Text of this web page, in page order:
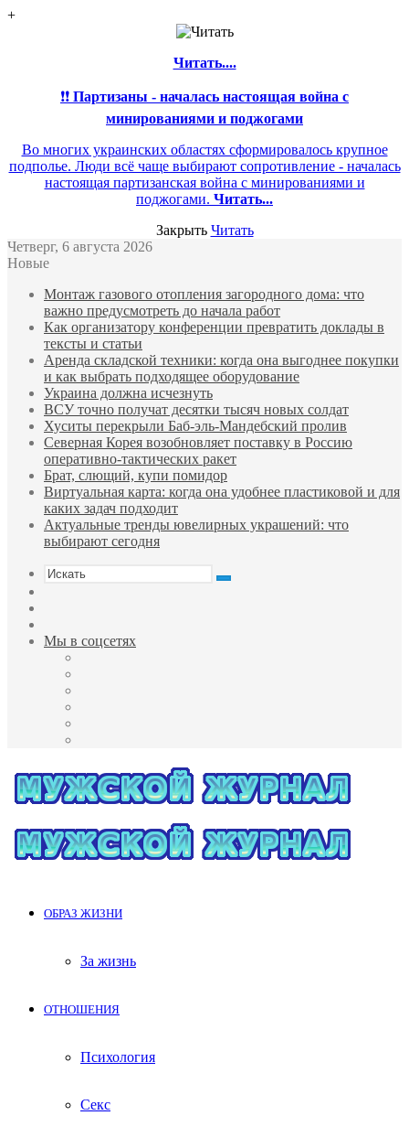
+
Читать....
❗❗ Партизаны - началась настоящая война с
минированиями и поджогами
Во многих украинских областях сформировалось крупное
подполье. Люди всё чаще выбирают сопротивление - началась
настоящая партизанская война с минированиями и
поджогами. Читать...
Закрыть Читать
Четверг, 6 августа 2026
Новые
Монтаж газового отопления загородного дома: что
важно предусмотреть до начала работ
Как организатору конференции превратить доклады в
тексты и статьи
Аренда складской техники: когда она выгоднее покупки
и как выбрать подходящее оборудование
Украина должна исчезнуть
ВСУ точно получат десятки тысяч новых солдат
Хуситы перекрыли Баб-эль-Мандебский пролив
Северная Корея возобновляет поставку в Россию
оперативно-тактических ракет
Брат, слющий, купи помидор
Виртуальная карта: когда она удобнее пластиковой и для
каких задач подходит
Актуальные тренды ювелирных украшений: что
выбирают сегодня
Искать
Мы в соцсетях
Меню
ОБРАЗ ЖИЗНИ
За жизнь
ОТНОШЕНИЯ
Психология
Секс